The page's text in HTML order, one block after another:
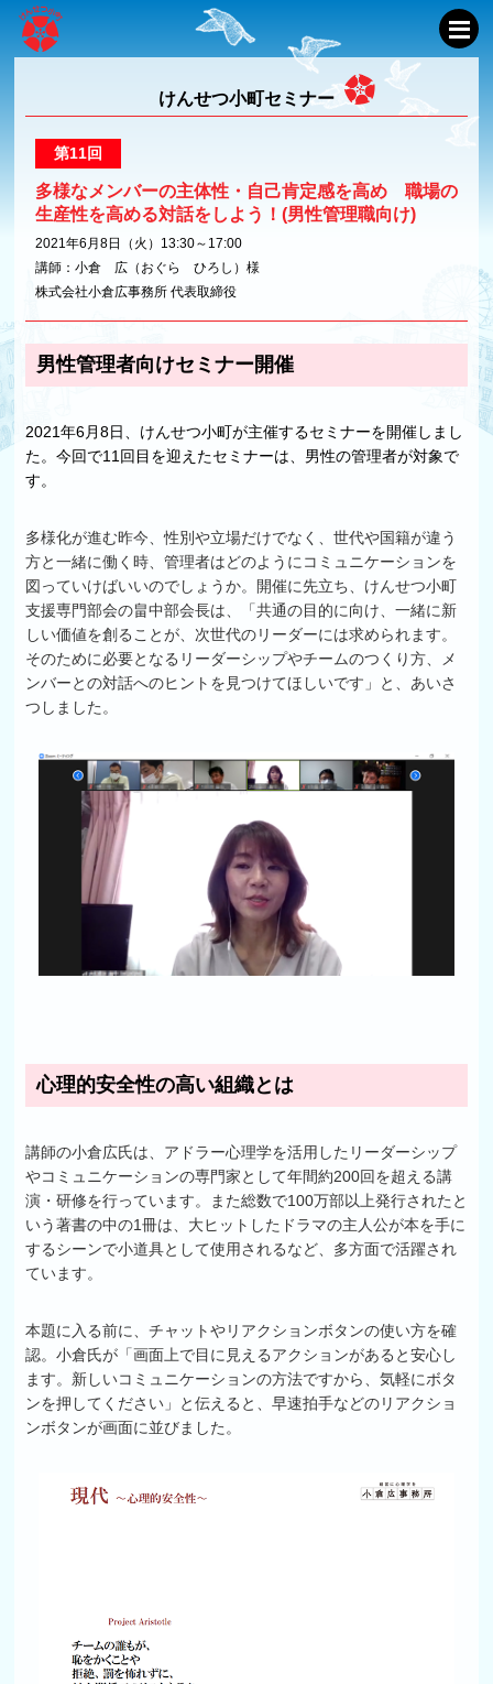
けんせつ小町セミナー
第11回
多様なメンバーの主体性・自己肯定感を高め 職場の
生産性を高める対話をしよう！(男性管理職向け)
2021年6月8日（火）13:30～17:00
講師：小倉 広（おぐら ひろし）様
株式会社小倉広事務所 代表取締役
男性管理者向けセミナー開催
2021年6月8日、けんせつ小町が主催するセミナーを開催しまし
た。今回で11回目を迎えたセミナーは、男性の管理者が対象で
す。
多様化が進む昨今、性別や立場だけでなく、世代や国籍が違う
方と一緒に働く時、管理者はどのようにコミュニケーションを
図っていけばいいのでしょうか。開催に先立ち、けんせつ小町
支援専門部会の畠中部会長は、「共通の目的に向け、一緒に新
しい価値を創ることが、次世代のリーダーには求められます。
そのために必要となるリーダーシップやチームのつくり方、メ
ンバーとの対話へのヒントを見つけてほしいです」と、あいさ
つしました。
心理的安全性の高い組織とは
講師の小倉広氏は、アドラー心理学を活用したリーダーシップ
やコミュニケーションの専門家として年間約200回を超える講
演・研修を行っています。また総数で100万部以上発行されたと
いう著書の中の1冊は、大ヒットしたドラマの主人公が本を手に
するシーンで小道具として使用されるなど、多方面で活躍され
ています。
本題に入る前に、チャットやリアクションボタンの使い方を確
認。小倉氏が「画面上で目に見えるアクションがあると安心し
ます。新しいコミュニケーションの方法ですから、気軽にボタ
ンを押してください」と伝えると、早速拍手などのリアクショ
ンボタンが画面に並びました。